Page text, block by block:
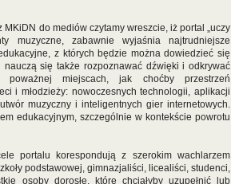
do mediów czytamy wreszcie, iż portal „uczy
muzyczne, zabawnie wyjaśnia najtrudniejsze
z których będzie można dowiedzieć się
się także rozpoznawać dźwięki i odkrywać
miejscach, jak choćby przestrzeń
i młodzieży: nowoczesnych technologii, aplikacji
muzyczny i inteligentnych gier internetowych.
edukacyjnym, szczególnie w kontekście powrotu
portalu korespondują z szerokim wachlarzem
podstawowej, gimnazjaliści, licealiści, studenci,
osoby dorosłe, które chciałyby uzupełnić lub